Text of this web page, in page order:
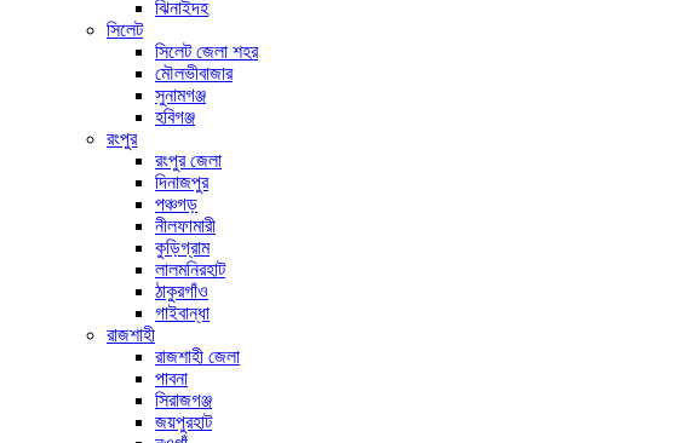
ঝিনাইদহ
সিলেট
সিলেট জেলা শহর
মৌলভীবাজার
সুনামগঞ্জ
হবিগঞ্জ
রংপুর
রংপুর জেলা
দিনাজপুর
পঞ্চগড়
নীলফামারী
কুড়িগ্রাম
লালমনিরহাট
ঠাকুরগাঁও
গাইবান্ধা
রাজশাহী
রাজশাহী জেলা
পাবনা
সিরাজগঞ্জ
জয়পুরহাট